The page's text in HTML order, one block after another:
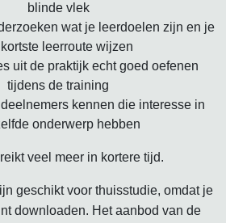
blinde vlek
wat je leerdoelen zijn en je
leerroute wijzen
uit de praktijk echt goed oefenen
tijdens de training
kennen die interesse in
onderwerp hebben
veel meer in kortere tijd.
geschikt voor thuisstudie, omdat je
downloaden. Het aanbod van de